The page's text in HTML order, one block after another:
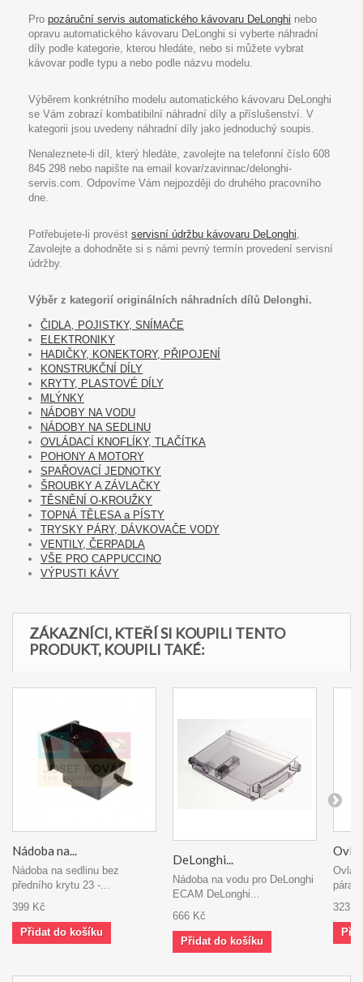
Pro pozáruční servis automatického kávovaru DeLonghi nebo
opravu automatického kávovaru DeLonghi si vyberte náhradní
díly podle kategorie, kterou hledáte, nebo si můžete vybrat
kávovar podle typu a nebo podle názvu modelu.
Výběrem konkrétního modelu automatického kávovaru DeLonghi
se Vám zobrazí kombatibilní náhradní díly a příslušenství. V
kategorii jsou uvedeny náhradní díly jako jednoduchý soupis.
Nenaleznete-li díl, který hledáte, zavolejte na telefonní číslo 608
845 298 nebo napište na email kovar/zavinnac/delonghi-
servis.com. Odpovíme Vám nejpozději do druhého pracovního
dne.
Potřebujete-li provést servisní údržbu kávovaru DeLonghi,
Zavolejte a dohodněte si s námi pevný termín provedení servisní
údržby.
Výběr z kategorií originálních náhradních dílů Delonghi.
ČIDLA, POJISTKY, SNÍMAČE
ELEKTRONIKY
HADIČKY, KONEKTORY, PŘIPOJENÍ
KONSTRUKČNÍ DÍLY
KRYTY, PLASTOVÉ DÍLY
MLÝNKY
NÁDOBY NA VODU
NÁDOBY NA SEDLINU
OVLÁDACÍ KNOFLÍKY, TLAČÍTKA
POHONY A MOTORY
SPAŘOVACÍ JEDNOTKY
ŠROUBKY A ZÁVLAČKY
TĚSNĚNÍ O-KROUŽKY
TOPNÁ TĚLESA a PÍSTY
TRYSKY PÁRY, DÁVKOVAČE VODY
VENTILY, ČERPADLA
VŠE PRO CAPPUCCINO
VÝPUSTI KÁVY
ZÁKAZNÍCI, KTEŘÍ SI KOUPILI TENTO
PRODUKT, KOUPILI TAKÉ:
Nádoba na...
Nádoba na sedlinu bez
předního krytu 23 -...
399 Kč
Přidat do košíku
DeLonghi...
Nádoba na vodu pro DeLonghi
ECAM DeLonghi...
666 Kč
Přidat do košíku
pára
323